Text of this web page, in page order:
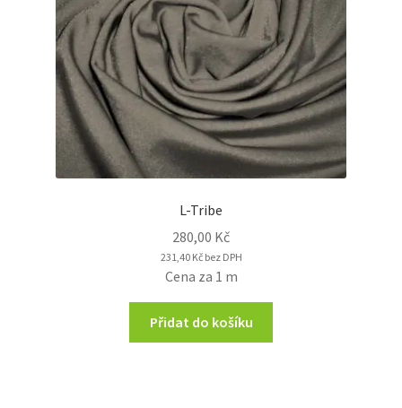
L-Tribe
280,00 Kč
231,40 Kčbez DPH
Cena za 1 m
Přidat do košíku